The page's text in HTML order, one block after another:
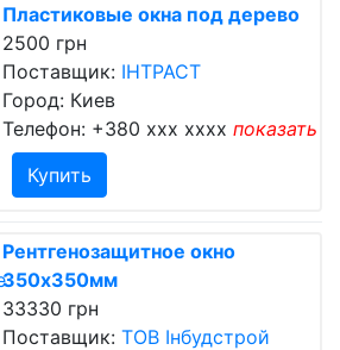
Пластиковые окна под дерево
2500 грн
Поставщик: ІНТРАСТ
Город: Киев
Телефон: +380 xxx xxxx показать
Купить
Рентгенозащитное окно
350х350мм
33330 грн
Поставщик: ТОВ Інбудстрой